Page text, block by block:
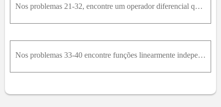
Nos problemas 21-32, encontre um operador diferencial que anule a função dada3 + e^x . cos(2x)
Nos problemas 33-40 encontre funções linearmente independentes que são anuladas pelo operador diferencial dado.D^2 + 5